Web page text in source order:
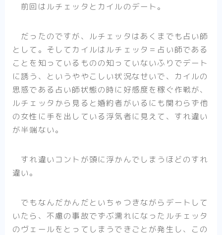
転生悪女の黒歴史
婚約者は溺愛のふり
死に戻り令嬢のルチェッタ
末永くよろしくお願いします
そのメイド、危険につき
その他
ハイキュー！！
夏目友人帳
SAKAMOTO DAYS
Helck（アニメ）
前回はルチェッタとカイルのデート。
だったのですが、ルチェッタはあくまでも占い師
として。そしてカイルはルチェッタ＝占い師である
ことを知っているものの知っていないふりでデート
に誘う、というややこしい状況なせいで、カイルの
思惑である占い師状態の時に好感度を稼ぐ作戦が、
ルチェッタから見ると婚約者がいるにも関わらず他
の女性に手を出している浮気者に見えて、すれ違い
が半端ない。
すれ違いコントが頭に浮かんでしまうほどのすれ
違い。
でもなんだかんだといちゃつきながらデートして
いたら、不慮の事故でずぶ濡れになったルチェッタ
のヴェールをとってしまうできごとが発生し、この